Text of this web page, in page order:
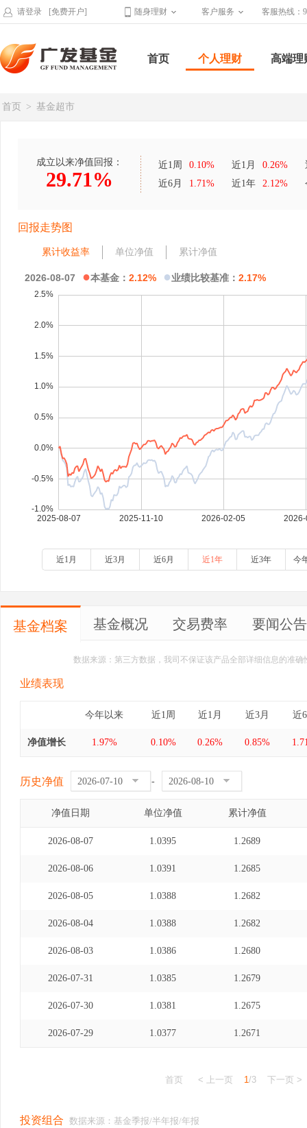
请登录 [免费开户] 随身理财 客户服务 客服热线：
首页 个人理财 高端理
首页 > 基金超市
成立以来净值回报：
29.71%
近1周 0.10% 近1月 0.26%
近6月
1.71% 近1年 2.12%
回报走势图
累计收益率 单位净值 累计净值
2026-08-07 ●本基金： 2.12% ●业绩比较基准： 2.17%
近1月 近3月 近6月 近1年 近3年 今
基金档案 基金概况 交易费率 要闻公告
数据来源：第三方数据，我司不保证该产品全部详细信息的准
业绩表现
今年以来 近1周 近1月 近3月 近
净值增长 1.97% 0.10% 0.26% 0.85%
历史净值 -
净值日期 单位净值 累计净值
2026-08-07 1.0395 1.2689
2026-08-06 1.0391 1.2685
2026-08-05 1.0388 1.2682
2026-08-04 1.0388 1.2682
2026-08-03 1.0386 1.2680
2026-07-31 1.0385 1.2679
2026-07-30 1.0381 1.2675
2026-07-29 1.0377 1.2671
首页 < 上一页 1/3 下一页 >
投资组合 数据来源：基金季报/半年报/年报